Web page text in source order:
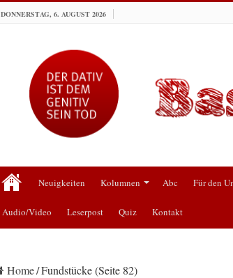
DONNERSTAG, 6. AUGUST 2026
Neuigkeiten Kolumnen Abc Für den
Audio/Video Leserpost Quiz Kontakt
Home/Fundstücke (Seite 82)